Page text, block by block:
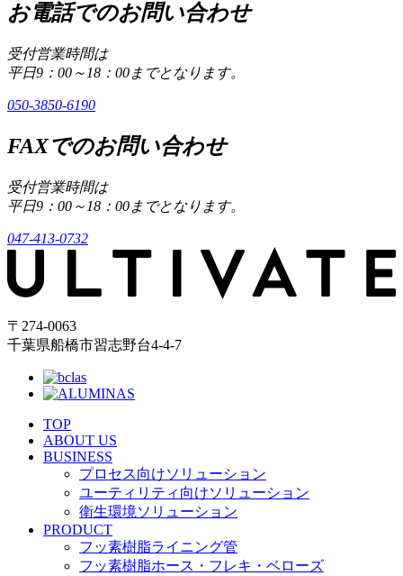
お電話でのお問い合わせ
受付営業時間は
平日9：00～18：00までとなります。
050-3850-6190
FAXでのお問い合わせ
受付営業時間は
平日9：00～18：00までとなります。
047-413-0732
〒274-0063
千葉県船橋市習志野台4-4-7
TOP
ABOUT US
BUSINESS
プロセス向けソリューション
ユーティリティ向けソリューション
衛生環境ソリューション
PRODUCT
フッ素樹脂ライニング管
フッ素樹脂ホース・フレキ・ベローズ